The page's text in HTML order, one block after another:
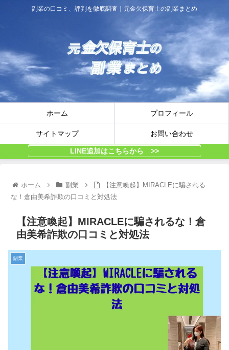
副業の口コミ、評判を徹底調査｜元金欠保育士の副業まとめ
ホーム プロフィール
サイトマップ お問い合わせ
LINE追加はこちらから >>
ホーム 副業
【注意喚起】MIRACLEに騙される
な！倉由美希詐欺の口コミと対処法
【注意喚起】MIRACLEに騙されるな！倉
由美希詐欺の口コミと対処法
副業